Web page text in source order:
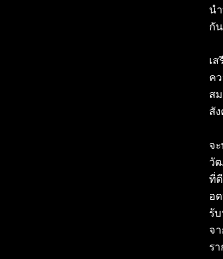
น
กัน
เ
ค
ส
สั
จ
วั
ที่
อ
รั
จ
ร